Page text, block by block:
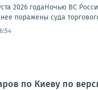
2026 годаНочью ВС
поражены суда
по Киеву по